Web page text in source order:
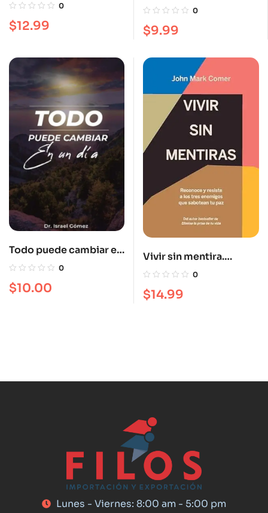
0
$12.99
para ver manifestación
0
$9.99
Todo puede cambiar en
un día
0
$10.00
Vivir sin mentira.
Reconoce y resiste a
sabotean tu paz
0
$14.99
Lunes - Viernes: 8:00 am - 5:00 pm